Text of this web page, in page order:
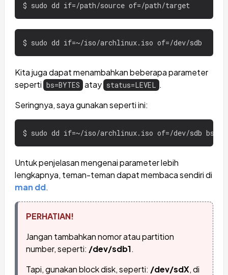
Kita juga dapat menambahkan beberapa parameter
seperti bs=BYTES atay status=LEVEL .
Seringnya, saya gunakan seperti ini:
Untuk penjelasan mengenai parameter lebih
lengkapnya, teman-teman dapat membaca sendiri di
man dd.
PERHATIAN!
Jangan tambahkan nomor atau partition
number, seperti: /dev/sdb1.
Tapi, gunakan block disk, seperti: /dev/sdX, di